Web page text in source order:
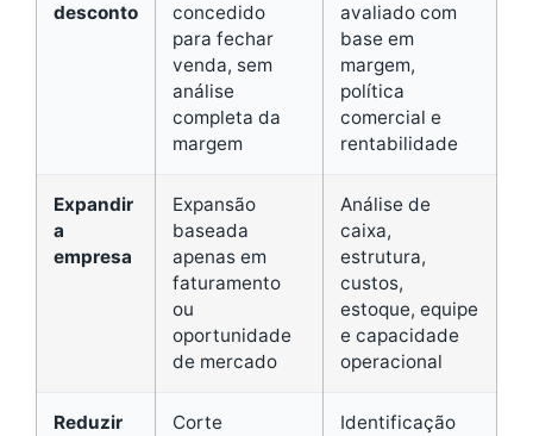
desconto
concedido
para fechar
venda, sem
análise
completa da
margem
avaliado com
base em
margem,
política
comercial e
rentabilidade
Expandir
a
empresa
Expansão
baseada
apenas em
faturamento
ou
oportunidade
de mercado
Análise de
caixa,
estrutura,
custos,
estoque, equipe
e capacidade
operacional
Reduzir
Corte
Identificação